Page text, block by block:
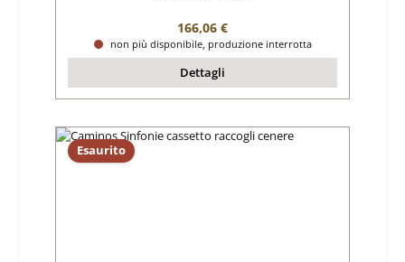
Prezzo normale:
166,06 €
non più disponibile, produzione interrotta
Dettagli
Esaurito